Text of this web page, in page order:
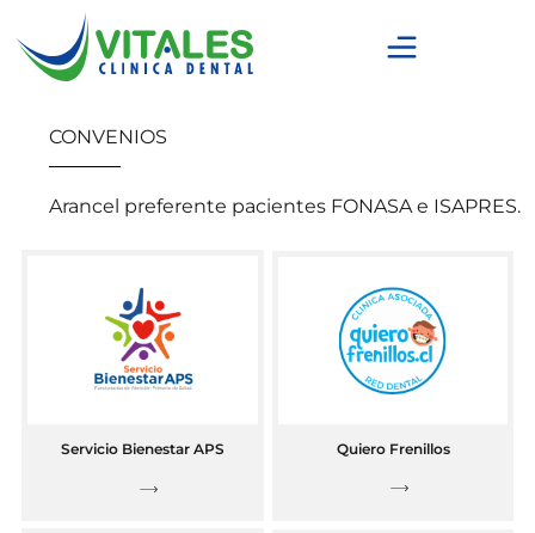
CONVENIOS
Arancel preferente pacientes FONASA e ISAPRES.
Servicio Bienestar APS Quiero Frenillos